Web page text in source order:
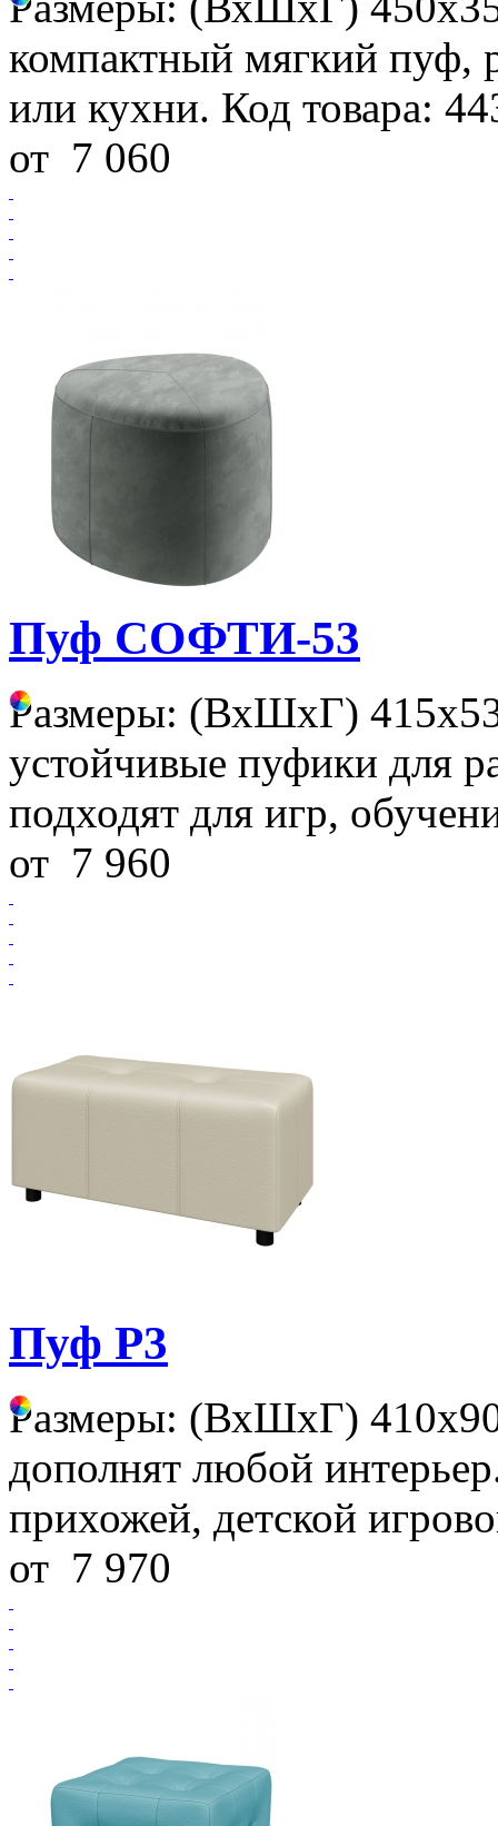
компактный мягкий пуф,
или кухни. Код товара:
от 7 060
Пуф СОФТИ-53
Размеры: (ВхШхГ)
устойчивые пуфики для
подходят для игр,
от 7 960
Пуф Р3
Размеры: (ВхШхГ)
дополнят любой
прихожей, детской
от 7 970